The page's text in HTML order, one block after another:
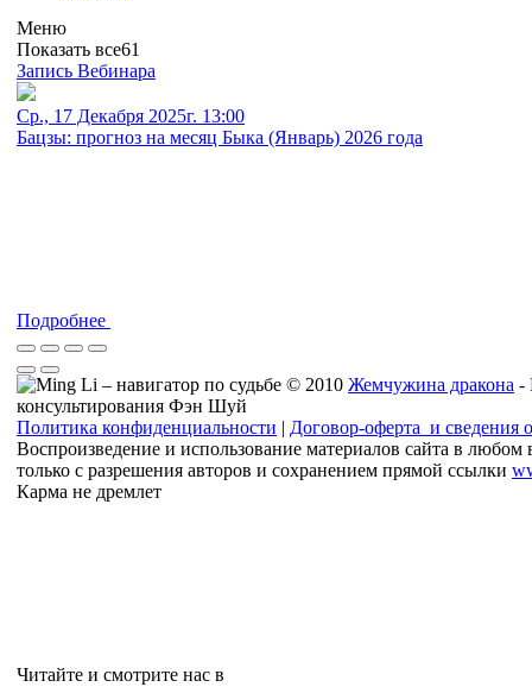
Меню
Показать все61
Запись Вебинара
Ср., 17 Декабря 2025г. 13:00
Бацзы: прогноз на месяц Быка (Январь) 2026 года
Подробнее
© 2010 Жемчужина дракона -
консультирования Фэн Шуй
Политика конфиденциальности | Договор-оферта и сведения
Воспроизведение и использование материалов сайта в любом
только с разрешения авторов и сохранением прямой ссылки
Карма не дремлет
Читайте и смотрите нас в